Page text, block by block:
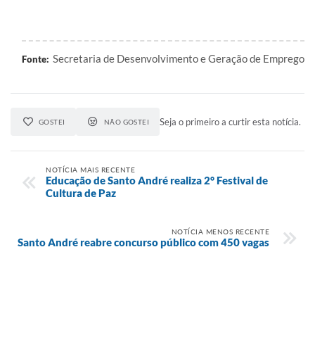
Fonte: Secretaria de Desenvolvimento e Geração de Emprego
GOSTEI NÃO GOSTEI Seja o primeiro a curtir esta notícia.
NOTÍCIA MAIS RECENTE
Educação de Santo André realiza 2° Festival de
Cultura de Paz
NOTÍCIA MENOS RECENTE
Santo André reabre concurso público com 450 vagas